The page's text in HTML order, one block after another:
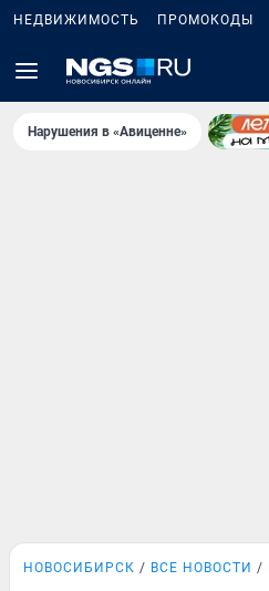
НЕДВИЖИМОСТЬ ПРОМОКОДЫ
Нарушения в «Авиценне»
НОВОСИБИРСК ВСЕ НОВОСТИ